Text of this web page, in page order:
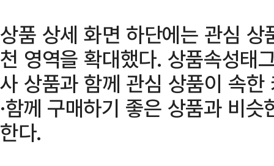
상품 상세 화면 하단에는 관심
천 영역을 확대했다. 상품속성태
사 상품과 함께 관심 상품이 속한
·함께 구매하기 좋은 상품과 비
한다.